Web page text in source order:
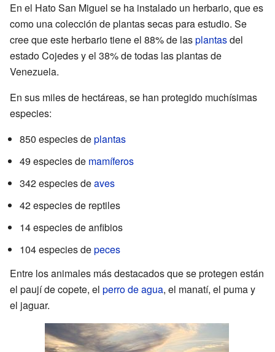
En el Hato San Miguel se ha instalado un herbario, que es
como una colección de plantas secas para estudio. Se
cree que este herbario tiene el 88% de lasplantasdel
estado Cojedes y el 38% de todas las plantas de
Venezuela.
En sus miles de hectáreas, se han protegido muchísimas
especies:
850 especies deplantas
49 especies de mamíferos
342 especies deaves
42 especies de reptiles
14 especies de anfibios
104 especies depeces
Entre los animales más destacados que se protegen están
el paují de copete, el perro de agua, el manatí, el puma y
el jaguar.